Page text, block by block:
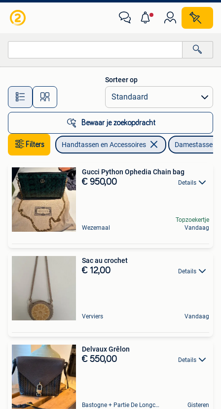
Alle afstanden…
Sorteer op
Bewaar je zoekopdracht
Filters Handtassen en Accessoires Damestassen
Gucci Python Ophedia Chain bag
€ 950,00 Details
Wezemaal
Topzoekertje
Vandaag
Sac au crochet
€ 12,00 Details
Verviers Vandaag
Delvaux Grêlon
€ 550,00 Details
Bastogne + Partie De Longchamps Et Sibret Gisteren